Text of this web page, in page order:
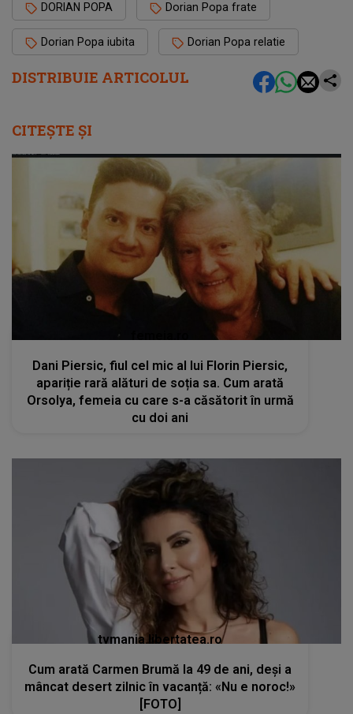
DISTRIBUIE ARTICOLUL
DORIAN POPA Dorian Popa frate
Dorian Popa iubita Dorian Popa relatie
CITEȘTE ȘI
Dani Piersic, fiul cel mic al lui Florin Piersic,
apariție rară alături de soția sa. Cum arată
Orsolya, femeia cu care s-a căsătorit în urmă
cu doi ani
tvmania.libertatea.ro
Cum arată Carmen Brumă la 49 de ani, deși a
mâncat desert zilnic în vacanță: «Nu e noroc!»
[FOTO]